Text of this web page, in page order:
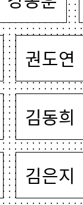
권도연
김동희
김은지